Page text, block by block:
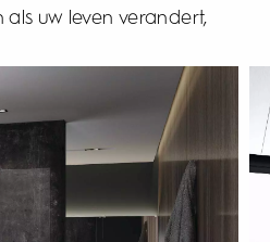
als uw leven verandert,